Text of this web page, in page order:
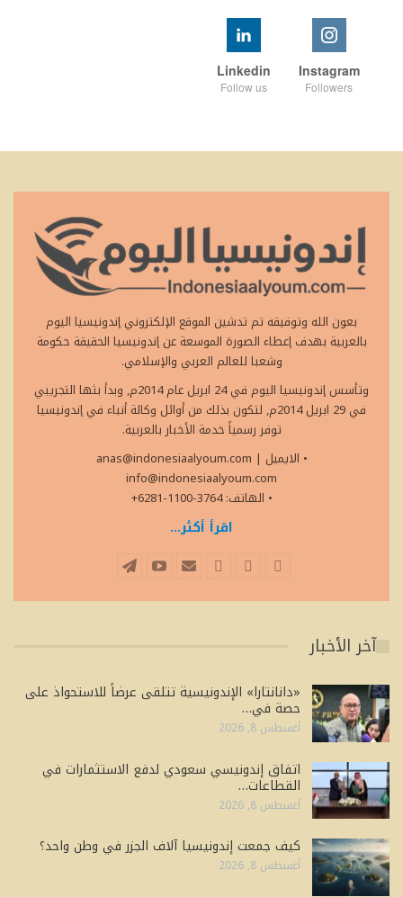
Instagram
Followers
Linkedin
Follow us
بعون الله وتوفيقه تم تدشين الموقع الإلكتروني إندونيسيا اليوم
بالعربية بهدف إعطاء الصورة الموسعة عن إندونيسيا الحقيقة حكومة
وشعبا للعالم العربي والإسلامي.
وتأسس إندونيسيا اليوم في 24 ابريل عام 2014م, وبدأ بثها التجريبي
في 29 ابريل 2014م, لتكون بذلك من أوائل وكالة أنباء في إندونيسيا
توفر رسمياً خدمة الأخبار بالعربية.
• الايميل
anas@indonesiaalyoum.com |
info@indonesiaalyoum.com
• الهاتف: 3764-1100-6281+
اقرأ أكثر...
آخر الأخبار
«دانانتارا» الإندونيسية تتلقى عرضاً للاستحواذ على
حصة في…
أغسطس 8, 2026
اتفاق إندونيسي سعودي لدفع الاستثمارات في
القطاعات…
أغسطس 8, 2026
كيف جمعت إندونيسيا آلاف الجزر في وطن واحد؟
أغسطس 8, 2026